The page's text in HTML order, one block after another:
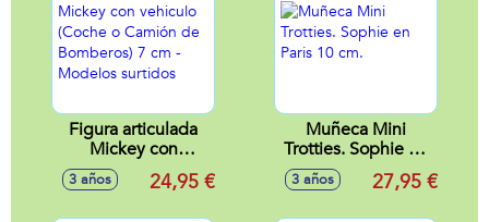
Figura articulada
Mickey con
vehiculo (Coche o
Camión de
3 años 24,95 €
Muñeca Mini
Trotties. Sophie en
Paris 10 cm.
3 años 27,95 €